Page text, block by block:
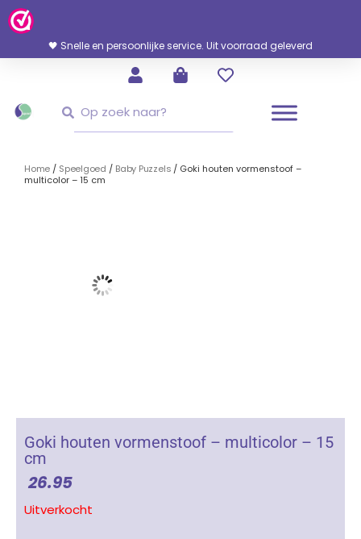
Ga
Naar
Inhoud
🖤 Snelle en persoonlijke service. Uit voorraad geleverd
Home / Speelgoed / Baby Puzzels / Goki houten vormenstoof –
multicolor – 15 cm
Goki houten vormenstoof – multicolor – 15
cm
26.95
Uitverkocht